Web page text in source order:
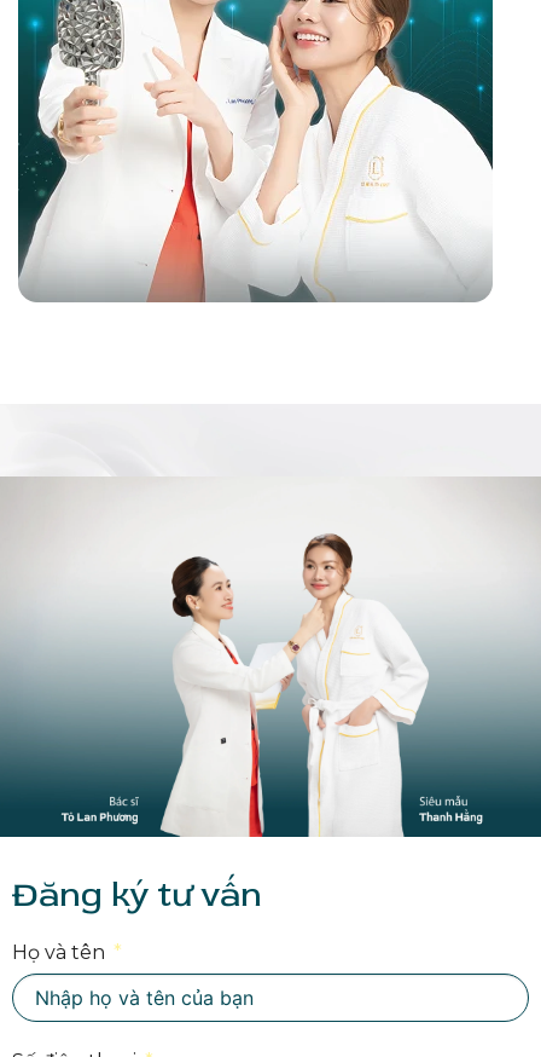
Đăng ký tư vấn
Họ và tên